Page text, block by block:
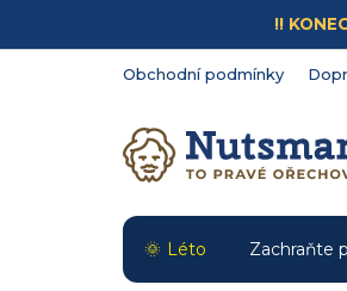
obsah
!!
Obchodní podmínky
Léto Zachraňte